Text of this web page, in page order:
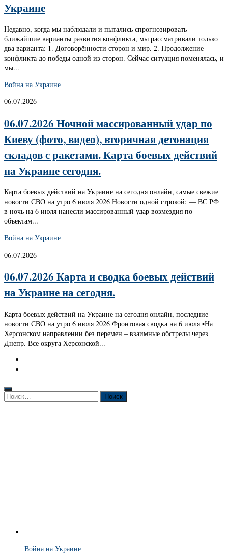
Украине
Недавно, когда мы наблюдали и пытались спрогнозировать
ближайшие варианты развития конфликта, мы рассматривали только
два варианта: 1. Договорённости сторон и мир. 2. Продолжение
конфликта до победы одной из сторон. Сейчас ситуация поменялась, и
мы...
Война на Украине
06.07.2026
06.07.2026 Ночной массированный удар по
Киеву (фото, видео), вторичная детонация
складов с ракетами. Карта боевых действий
на Украине сегодня.
Карта боевых действий на Украине на сегодня онлайн, самые свежие
новости СВО на утро 6 июля 2026 Новости одной строкой: — ВС РФ
в ночь на 6 июля нанесли массированный удар возмездия по
объектам...
Война на Украине
06.07.2026
06.07.2026 Карта и сводка боевых действий
на Украине на сегодня.
Карта боевых действий на Украине на сегодня онлайн, последние
новости СВО на утро 6 июля 2026 Фронтовая сводка на 6 июля ▪️На
Херсонском направлении без перемен – взаимные обстрелы через
Днепр. Все округа Херсонской...
Найти:
Война на Украине